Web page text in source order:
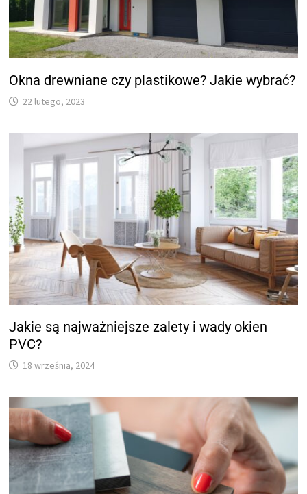
Okna drewniane czy plastikowe? Jakie wybrać?
22 lutego, 2023
Jakie są najważniejsze zalety i wady okien
PVC?
18 września, 2024